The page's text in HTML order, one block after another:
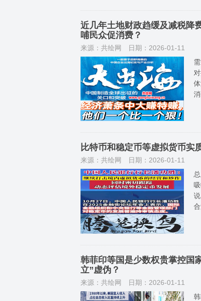
近几年土地财政趋缓及减税降
哺民众促消费？
来源：共绘网
日期：2026-01-11
比特币和稳定币等虚拟货币实
来源：共绘网
日期：2026-01-11
韩菲印等国是少数权贵掌控国
立”虚伪？
来源：共绘网
日期：2026-01-11